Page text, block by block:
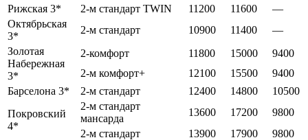
Рижская 3*
2-м стандарт TWIN 11200 11600
—
Октябрьская
3*
2-м стандарт 10900 11400
—
Золотая
Набережная
3*
2-комфорт 11800 15000
9400
2-м комфорт+
12100 15500
9400
Барселона 3*
2-м стандарт 12400 14800
10500
Покровский
4*
2-м стандарт
мансарда
13600 17200
9800
2-м стандарт
13900 17900
9800